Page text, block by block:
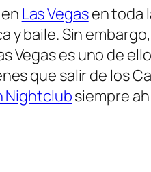
Las Vegasen toda
baile. Sin
Vegas es uno de
que salir de los
Nightclubsiempre